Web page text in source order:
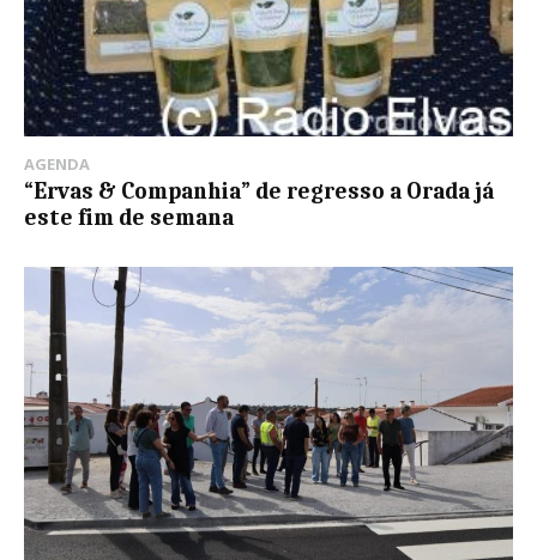
AGENDA
“Ervas & Companhia” de regresso a Orada já
este fim de semana